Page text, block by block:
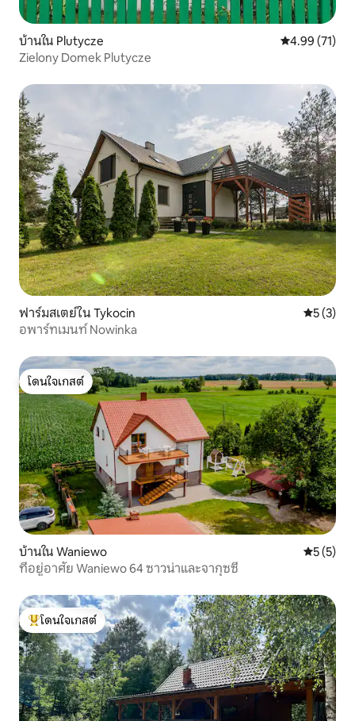
บ้านใน Plutycze คะแนนเฉลี่ย
4.99 (71)
Zielony Domek Plutycze
ฟาร์มสเตย์ใน Tykocin คะแนนเฉ
5 (3)
อพาร์ทเมนท์ Nowinka
โดนใจเกสต์
โดนใจเกสต์
บ้านใน Waniewo คะแนนเฉ
5 (5)
ที่อยู่อาศัย Waniewo 64 ซาวน่าและจากุซซี่
โดนใจเกสต์ที่สุด
โดนใจเกสต์